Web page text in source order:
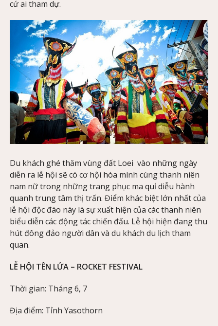
cứ ai tham dự.
Du khách ghé thăm vùng đất Loei vào những ngày
diễn ra lễ hội sẽ có cơ hội hòa mình cùng thanh niên
nam nữ trong những trang phục ma quỉ diễu hành
quanh trung tâm thị trấn. Điểm khác biệt lớn nhất của
lễ hội độc đáo này là sự xuất hiện của các thanh niên
biểu diễn các động tác chiến đấu. Lễ hội hiện đang thu
hút đông đảo người dân và du khách du lịch tham
quan.
LỄ HỘI TÊN LỬA – ROCKET FESTIVAL
Thời gian: Tháng 6, 7
Địa điểm: Tỉnh Yasothorn